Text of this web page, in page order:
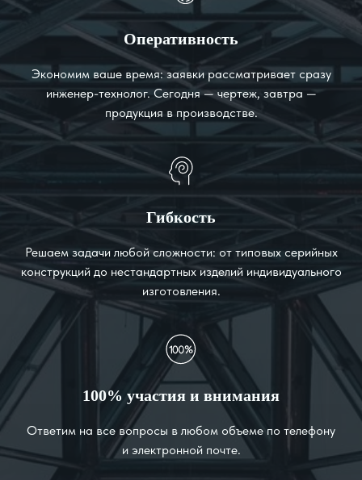
Оперативность
Экономим ваше время: заявки рассматривает сразу
инженер-технолог. Сегодня — чертеж, завтра —
продукция в производстве.
Гибкость
Решаем задачи любой сложности: от типовых серийных
конструкций до нестандартных изделий индивидуального
изготовления.
100% участия и внимания
Ответим на все вопросы в любом объеме по телефону
и электронной почте.